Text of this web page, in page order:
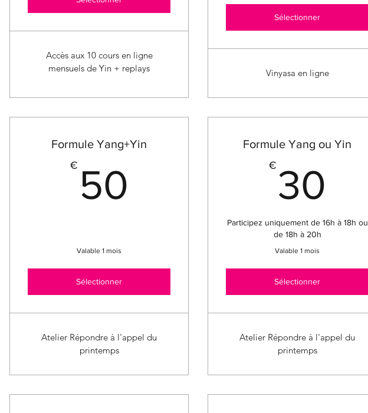
Accès aux 10 cours en ligne
mensuels de Yin + replays
Sélectionner
Vinyasa en ligne
Formule Yang+Yin
€ 50
Valable 1 mois
Sélectionner
Atelier Répondre à l'appel du
printemps
Formule Yang ou Yin
€ 30
Participez uniquement de 16h à 18h ou
de 18h à 20h
Valable 1 mois
Sélectionner
Atelier Répondre à l'appel du
printemps